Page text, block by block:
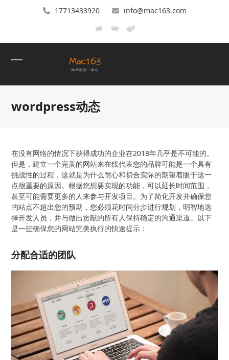
17713433920 info@mac163.com
mobile
menu
mobile
menu
wordpress动态
在没有网络的情况下获得成功的企业在2018年几乎是不可能的。
但是，建立一个完美的网站来在线代表您的品牌可能是一个具有
挑战性的过程，这就是为什么耐心和切合实际的期望着眼于这一
点很重要的原因。根据您想要实现的功能，可以延长时间范围，
甚至可能需要更多的人来参与开发项目。为了简化开发并确保您
的站点不超出您的预期，您必须花时间分步进行规划，明智地选
择开发人员，并与做出贡献的所有人保持稳定的沟通渠道。以下
是一些确保您的网站完美执行的快速提示：
分配合适的团队